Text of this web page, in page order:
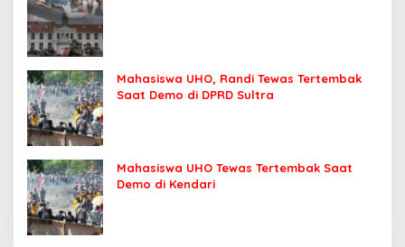
Mahasiswa UHO, Randi Tewas Tertembak
Saat Demo di DPRD Sultra
Mahasiswa UHO Tewas Tertembak Saat
Demo di Kendari